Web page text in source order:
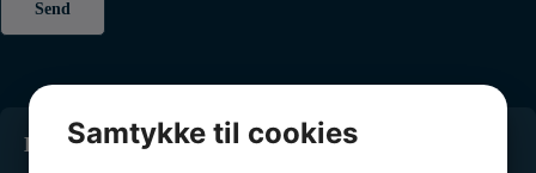
Kontakt os
Samtykke til cookies